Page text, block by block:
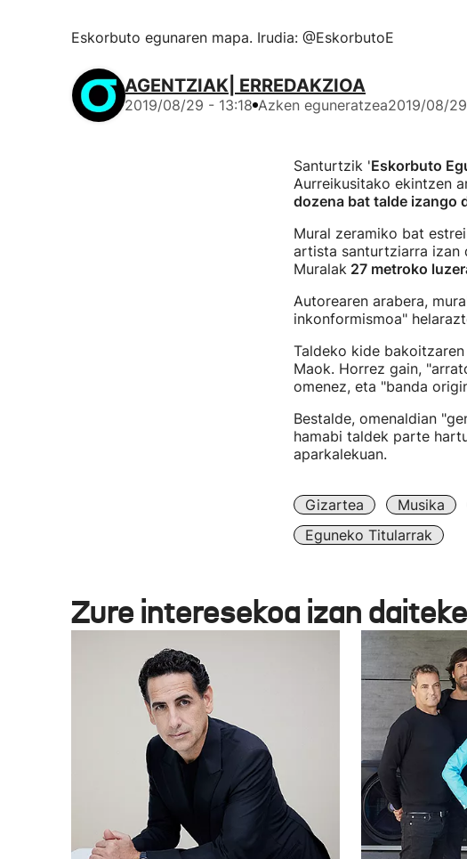
Eskorbuto egunaren mapa. Irudia: @EskorbutoE
AGENTZIAK| ERREDAKZIOA
2019/08/29 - 13:18 Azken eguneratzea2019/08/
Santurtzik 'Eskorbuto
Aurreikusitako ekintzen
dozena bat talde izango
Mural zeramiko bat
artista santurtziarra izan
Muralak27 metroko
Autorearen arabera,
inkonformismoa"
Taldeko kide
Maok. Horrez gain,
omenez, eta "banda
Bestalde, omenaldian
hamabi taldek parte
aparkalekuan.
Gizartea Musika
Eguneko Titularrak
Zure interesekoa izan daiteke